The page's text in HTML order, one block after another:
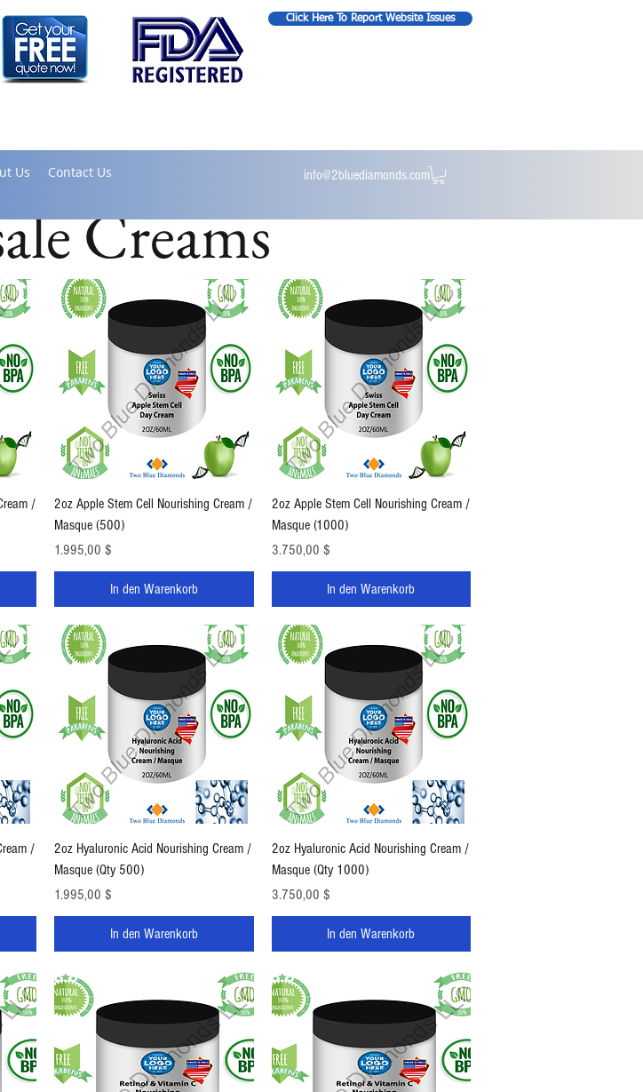
Click Here To Report Website Issues
Us Contact Us info@2bluediamonds.com
Creams
/
Schnellansicht
2oz Apple Stem Cell Nourishing Cream /
Masque (500)
Preis
1.995,00 $
In den Warenkorb
Schnellansicht
2oz Apple Stem Cell Nourishing Cream /
Masque (1000)
Preis
3.750,00 $
In den Warenkorb
/
Schnellansicht
2oz Hyaluronic Acid Nourishing Cream /
Masque (Qty 500)
Preis
1.995,00 $
In den Warenkorb
Schnellansicht
2oz Hyaluronic Acid Nourishing Cream /
Masque (Qty 1000)
Preis
3.750,00 $
In den Warenkorb